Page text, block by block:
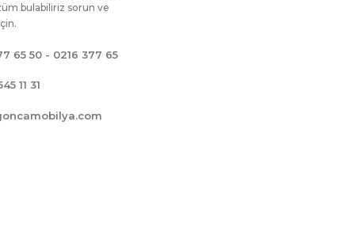
bulabiliriz sorun ve
65 50 - 0216 377 65
11 31